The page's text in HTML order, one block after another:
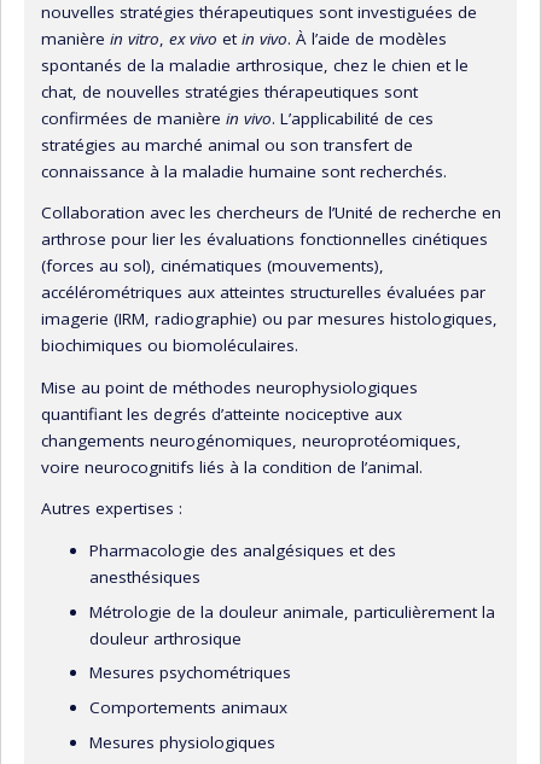
chats arthrosiques, leur état de sensibilité et leur degré de
réponse à différentes thérapies à venir sur le marché
Nord-Américain.
nouvelles stratégies thérapeutiques sont investiguées de
manière in vitro, ex vivo etin vivo. À l’aide de modèles
spontanés de la maladie arthrosique, chez le chien et le
chat, de nouvelles stratégies thérapeutiques sont
confirmées de manière in vivo. L’applicabilité de ces
stratégies au marché animal ou son transfert de
connaissance à la maladie humaine sont recherchés.
Collaboration avec les chercheurs de l’Unité de recherche en
arthrose pour lier les évaluations fonctionnelles cinétiques
(forces au sol), cinématiques (mouvements),
accélérométriques aux atteintes structurelles évaluées par
imagerie (IRM, radiographie) ou par mesures histologiques,
biochimiques ou biomoléculaires.
Mise au point de méthodes neurophysiologiques
quantifiant les degrés d’atteinte nociceptive aux
changements neurogénomiques, neuroprotéomiques,
voire neurocognitifs liés à la condition de l’animal.
Autres expertises :
Pharmacologie des analgésiques et des
anesthésiques
Métrologie de la douleur animale, particulièrement la
douleur arthrosique
Mesures psychométriques
Comportements animaux
Mesures physiologiques